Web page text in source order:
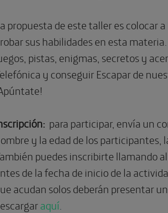
propuesta de este taller es colocar
sus habilidades en esta
pistas, enigmas, secretos y
y conseguir Escapar de
para participar, envía un
y la edad de los
puedes inscribirte llamando
de la fecha de inicio de la
acudan solos deberán presentar
aquí